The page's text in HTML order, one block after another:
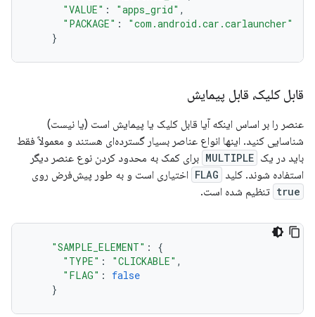
"VALUE" : "apps_grid" ,
"PACKAGE" :
"com.android.car.carlauncher"
}
قابل کلیک، قابل پیمایش
عنصر را بر اساس اینکه آیا قابل کلیک یا پیمایش است (یا نیست)
شناسایی کنید. اینها انواع عناصر بسیار گسترده‌ای هستند و معمولاً فقط
باید در یک MULTIPLE برای کمک به محدود کردن نوع عنصر دیگر
استفاده شوند. کلید FLAG اختیاری است و به طور پیش‌فرض روی
true تنظیم شده است.
"SAMPLE_ELEMENT" :
{
"TYPE" : "CLICKABLE" ,
"FLAG" :
false
}